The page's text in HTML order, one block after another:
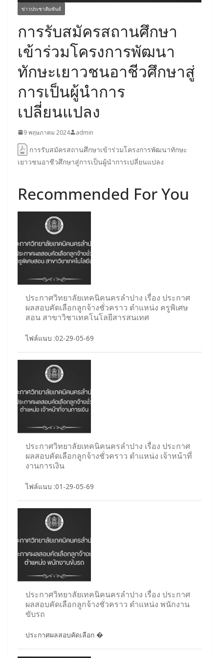
ข่าวประชาสัมพันธ์
การรับสมัครสถานศึกษา
เข้าร่วมโครงการพัฒนา
ทักษะเยาวชนอาชีวศึกษาสู่
การเป็นผู้นำการ
เปลี่ยนแปลง
9 พฤษภาคม 2024 admin
การรับสมัครสถานศึกษาเข้าร่วมโครงการพัฒนาทักษะ
เยาวชนอาชีวศึกษาสู่การเป็นผู้นำการเปลี่ยนแปลง
Recommended For You
ประกาศวิทยาลัยเทคนิคนครลำปาง เรื่อง ประกาศ
ผลสอบคัดเลือกลูกจ้างชั่วคราว ตำแหน่ง ครูพิเศษ
สอน สาขาวิชาเทคโนโลยีสารสนเทศ
ไฟล์แนบ :02-29-05-69
ประกาศวิทยาลัยเทคนิคนครลำปาง เรื่อง ประกาศ
ผลสอบคัดเลือกลูกจ้างชั่วคราว ตำแหน่ง เจ้าหน้าที่
งานการเงิน
ไฟล์แนบ :01-29-05-69
ประกาศวิทยาลัยเทคนิคนครลำปาง เรื่อง ประกาศ
ผลสอบคัดเลือกลูกจ้างชั่วคราว ตำแหน่ง พนักงาน
ขับรถ
ประกาศผลสอบคัดเลือก �